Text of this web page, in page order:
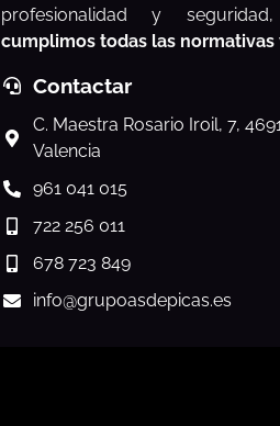
profesionalidad y
cumplimos todas las
Contactar
C. Maestra Rosario Iroil, 7,
Valencia
961 041 015
722 256 011
678 723 849
info@grupoasdepicas.es